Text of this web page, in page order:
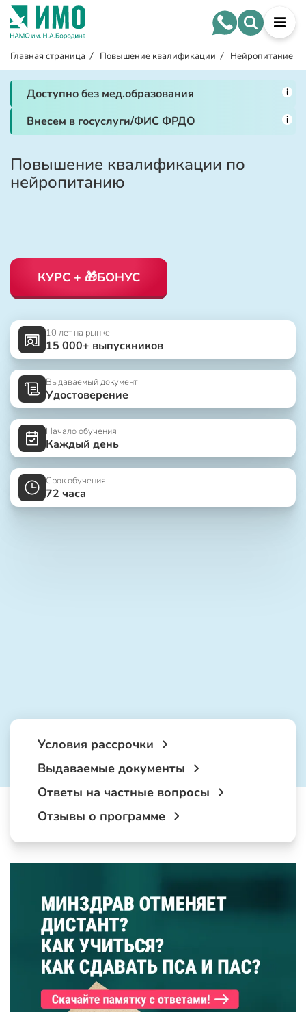
Главная страница / Повышение квалификации / Нейропитание
Доступно без мед.образования i
Внесем в госуслуги/ФИС ФРДО i
Повышение квалификации по
нейропитанию
КУРС + 🎁БОНУС
10 лет на рынке
15 000+ выпускников
Выдаваемый документ
Удостоверение
Начало обучения
Каждый день
Срок обучения
72 часа
Условия рассрочки
Выдаваемые документы
Ответы на частные вопросы
Отзывы о программе